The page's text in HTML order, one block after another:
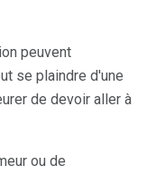
peuvent
se plaindre d'une
de devoir aller à
ou de